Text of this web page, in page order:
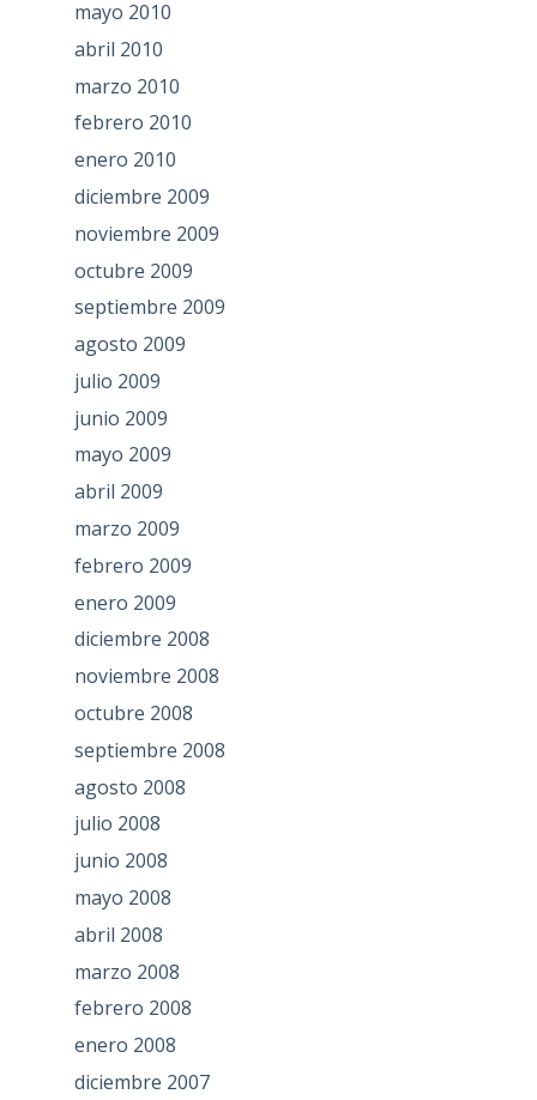
mayo 2010
abril 2010
marzo 2010
febrero 2010
enero 2010
diciembre 2009
noviembre 2009
octubre 2009
septiembre 2009
agosto 2009
julio 2009
junio 2009
mayo 2009
abril 2009
marzo 2009
febrero 2009
enero 2009
diciembre 2008
noviembre 2008
octubre 2008
septiembre 2008
agosto 2008
julio 2008
junio 2008
mayo 2008
abril 2008
marzo 2008
febrero 2008
enero 2008
diciembre 2007